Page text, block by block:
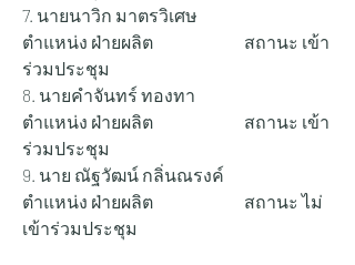
7. นายนาวิก มาตรวิเศษ
ตำแหน่ง ฝ่ายผลิต 		สถานะ เข้า
ร่วมประชุม
8. นายคำจันทร์ ทองทา
ตำแหน่ง ฝ่ายผลิต 		สถานะ เข้า
ร่วมประชุม
9. นาย ณัฐวัฒน์ กลิ่นณรงค์
ตำแหน่ง ฝ่ายผลิต 		สถานะ ไม่
เข้าร่วมประชุม